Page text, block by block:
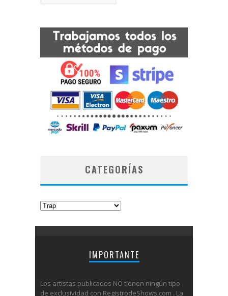
CATEGORÍAS
Categorías
IMPORTANTE
Los artistas publicados NO tienen ningún tipo
de exclusividad con RegistrodeShows.com . La